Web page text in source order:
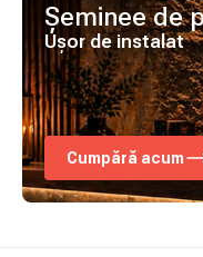
Șeminee de
Ușor de instalat
Cumpără acum